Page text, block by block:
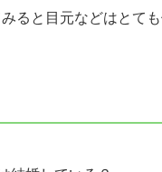
ると目元などはとても